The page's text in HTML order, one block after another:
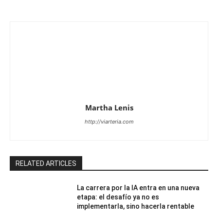
Martha Lenis
http://viarteria.com
RELATED ARTICLES
La carrera por la IA entra en una nueva
etapa: el desafío ya no es
implementarla, sino hacerla rentable